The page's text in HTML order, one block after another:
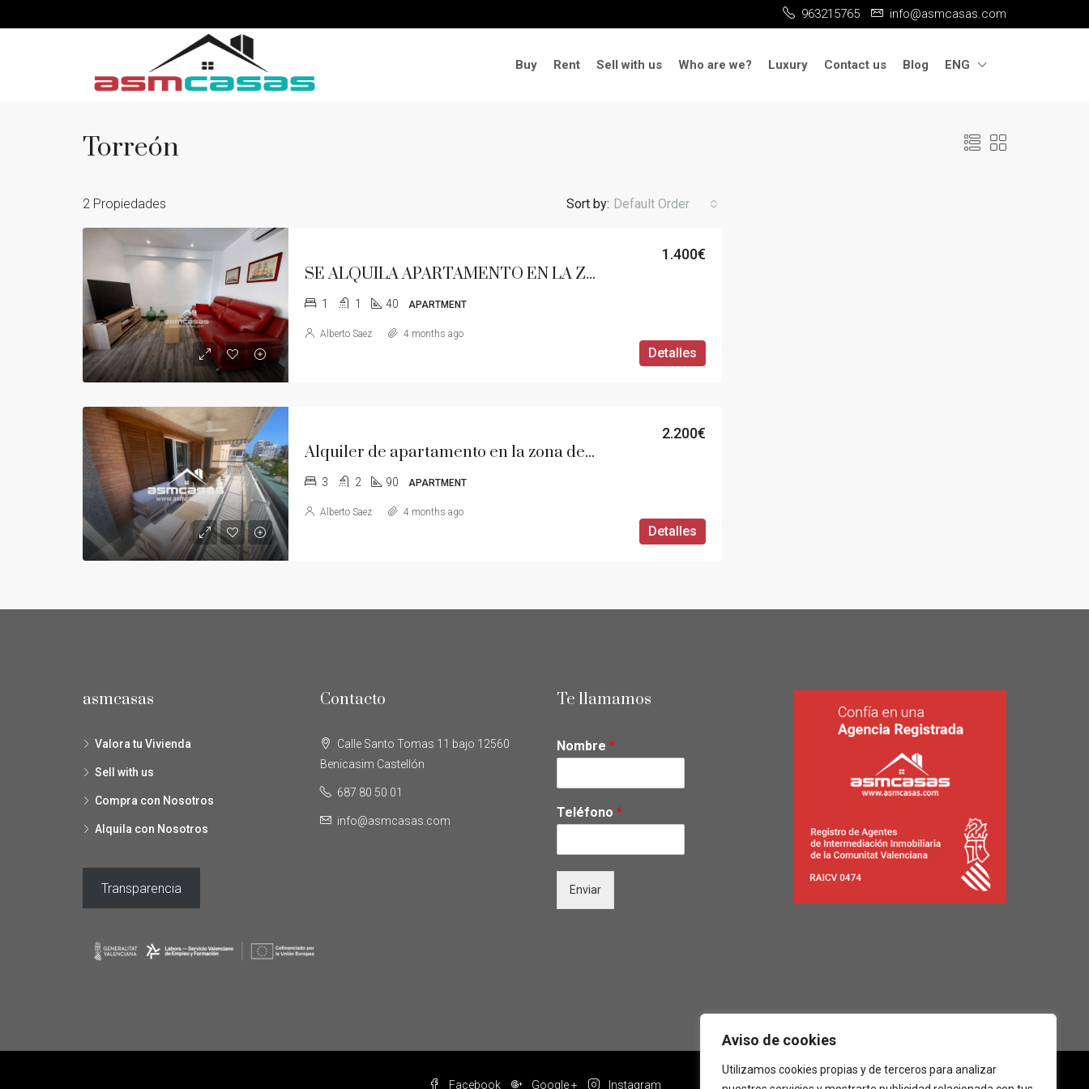
Aviso de cookies
Utilizamos cookies propias y de terceros para analizar
963215765 info@asmcasas.com
Buy Rent Sell with us Who are we? Luxury Contact us Blog ENG
Torreón
2 Propiedades Sort by: Default Order
SE ALQUILA APARTAMENTO EN LA ZONA DE TORREÓN-ALMADRABA
1.400€
1 1 40 APARTMENT
Detalles
Alberto Saez 4 months ago
Alquiler de apartamento en la zona de Torreón
2.200€
3 2 90 APARTMENT
Detalles
Alberto Saez 4 months ago
asmcasas
Valora tu Vivienda
Sell with us
Compra con Nosotros
Alquila con Nosotros
Transparencia
Contacto
Calle Santo Tomas 11 bajo 12560
Benicasim Castellón
687 80 50 01
info@asmcasas.com
Te llamamos
Nombre *
Teléfono *
Enviar
Facebook Google + Instagram